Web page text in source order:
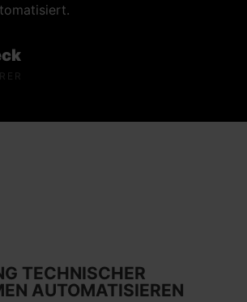
TECHNISCHER
AUTOMATISIEREN